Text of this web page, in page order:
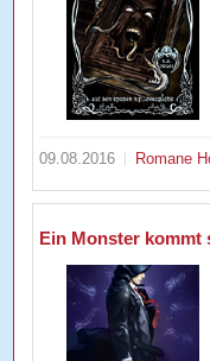
09.08.2016 Romane
Ein Monster kommt